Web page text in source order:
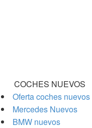
COCHES NUEVOS
Oferta coches nuevos
Mercedes Nuevos
BMW nuevos